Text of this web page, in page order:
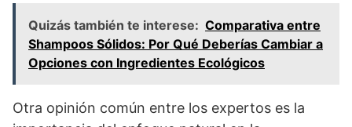
Quizás también te interese: Comparativa entre
Shampoos Sólidos: Por Qué Deberías Cambiar a
Opciones con Ingredientes Ecológicos
Otra opinión común entre los expertos es la